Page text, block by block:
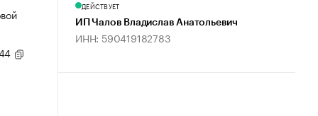
ДЕЙСТВУЕТ
ИП Чалов Владислав Анатольевич
ИНН: 590419182783